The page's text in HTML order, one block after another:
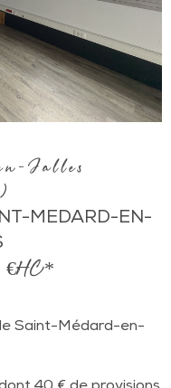
Jalles
MEDARD-EN-
€HC*
Saint-Médard-en-